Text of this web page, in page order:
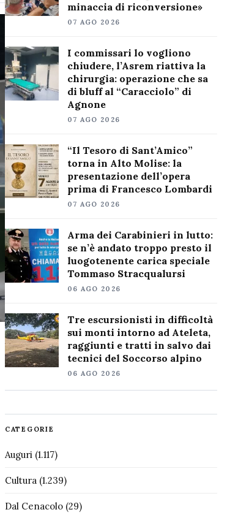
minaccia di riconversione»
07 AGO 2026
I commissari lo vogliono
chiudere, l’Asrem riattiva la
chirurgia: operazione che sa
di bluff al “Caracciolo” di
Agnone
07 AGO 2026
“Il Tesoro di Sant’Amico”
torna in Alto Molise: la
presentazione dell’opera
prima di Francesco Lombardi
07 AGO 2026
Arma dei Carabinieri in lutto:
se n’è andato troppo presto il
luogotenente carica speciale
Tommaso Stracqualursi
06 AGO 2026
Tre escursionisti in difficoltà
sui monti intorno ad Ateleta,
raggiunti e tratti in salvo dai
tecnici del Soccorso alpino
06 AGO 2026
CATEGORIE
Auguri(1.117)
Cultura(1.239)
Dal Cenacolo(29)